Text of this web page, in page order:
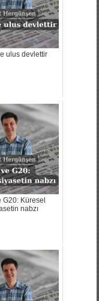
ulus devlettir
G20: Küresel
nabzı